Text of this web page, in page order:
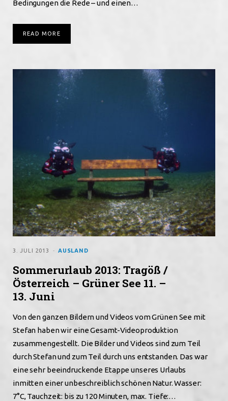
Bedingungen die Rede – und einen…
READ MORE
AUSLAND
3. JULI 2013
Sommerurlaub 2013: Tragöß /
Österreich – Grüner See 11. –
13. Juni
Von den ganzen Bildern und Videos vom Grünen See mit
Stefan haben wir eine Gesamt-Videoproduktion
zusammengestellt. Die Bilder und Videos sind zum Teil
durch Stefan und zum Teil durch uns entstanden. Das war
eine sehr beeindruckende Etappe unseres Urlaubs
inmitten einer unbeschreiblich schönen Natur. Wasser:
7°C, Tauchzeit: bis zu 120 Minuten, max. Tiefe:…